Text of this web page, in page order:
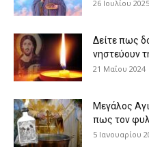
26 Ιουλίου 2025
Δείτε πως
νηστεύουν
21 Μαΐου 2024
Μεγάλος
πως τον
5 Ιανουαρίου